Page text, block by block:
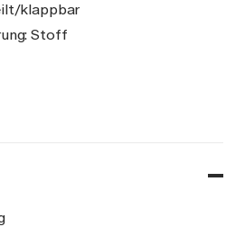
klappbar
Stoff